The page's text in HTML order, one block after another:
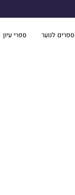
ספרים לנוער ספרי עיון